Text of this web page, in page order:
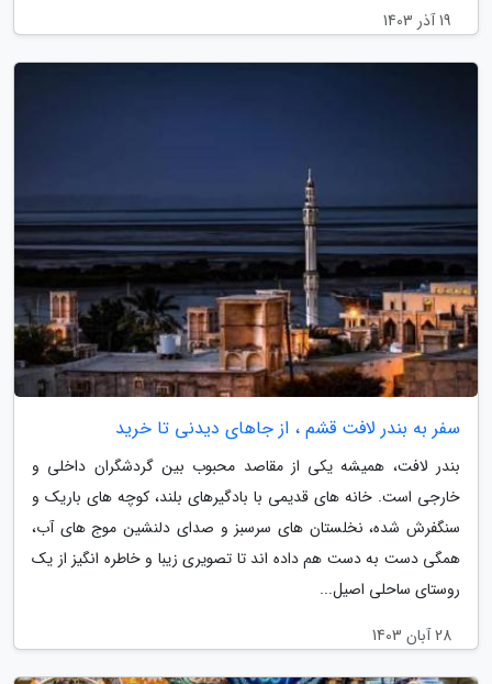
19 آذر 1403
سفر به بندر لافت قشم ، از جاهای دیدنی تا خرید
بندر لافت، همیشه یکی از مقاصد محبوب بین گردشگران داخلی و
خارجی است. خانه های قدیمی با بادگیرهای بلند، کوچه های باریک و
سنگفرش شده، نخلستان های سرسبز و صدای دلنشین موج های آب،
همگی دست به دست هم داده اند تا تصویری زیبا و خاطره انگیز از یک
روستای ساحلی اصیل...
28 آبان 1403